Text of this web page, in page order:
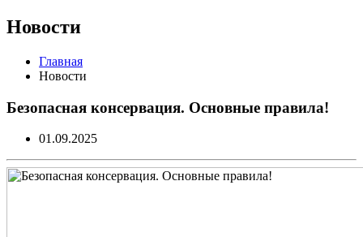
Новости
Главная
Новости
Безопасная консервация. Основные правила!
01.09.2025